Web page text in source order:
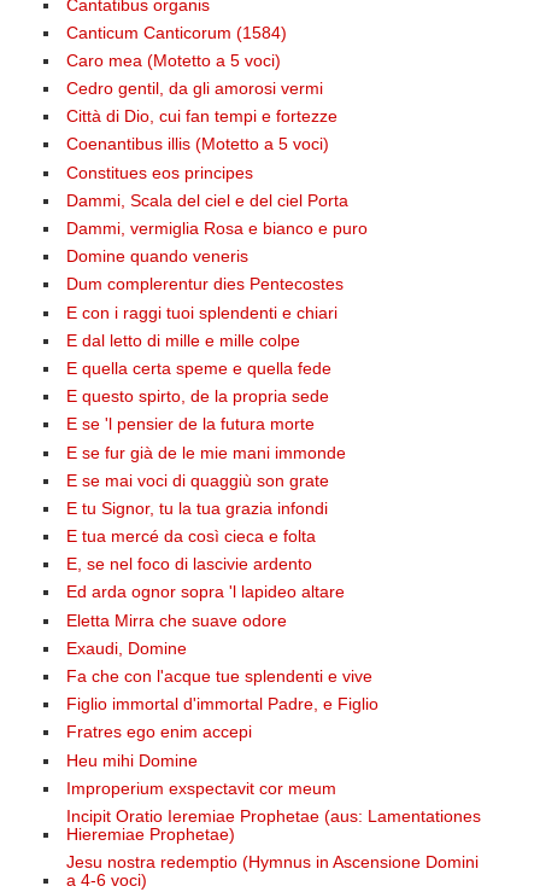
Cantatibus organis
Canticum Canticorum (1584)
Caro mea (Motetto a 5 voci)
Cedro gentil, da gli amorosi vermi
Città di Dio, cui fan tempi e fortezze
Coenantibus illis (Motetto a 5 voci)
Constitues eos principes
Dammi, Scala del ciel e del ciel Porta
Dammi, vermiglia Rosa e bianco e puro
Domine quando veneris
Dum complerentur dies Pentecostes
E con i raggi tuoi splendenti e chiari
E dal letto di mille e mille colpe
E quella certa speme e quella fede
E questo spirto, de la propria sede
E se 'l pensier de la futura morte
E se fur già de le mie mani immonde
E se mai voci di quaggiù son grate
E tu Signor, tu la tua grazia infondi
E tua mercé da così cieca e folta
E, se nel foco di lascivie ardento
Ed arda ognor sopra 'l lapideo altare
Eletta Mirra che suave odore
Exaudi, Domine
Fa che con l'acque tue splendenti e vive
Figlio immortal d'immortal Padre, e Figlio
Fratres ego enim accepi
Heu mihi Domine
Improperium exspectavit cor meum
Incipit Oratio Ieremiae Prophetae (aus: Lamentationes
Hieremiae Prophetae)
Jesu nostra redemptio (Hymnus in Ascensione Domini
a 4-6 voci)